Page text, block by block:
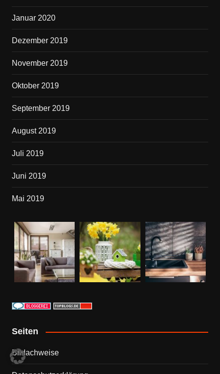
Januar 2020
Dezember 2019
November 2019
Oktober 2019
September 2019
August 2019
Juli 2019
Juni 2019
Mai 2019
Seiten
Bildachweise